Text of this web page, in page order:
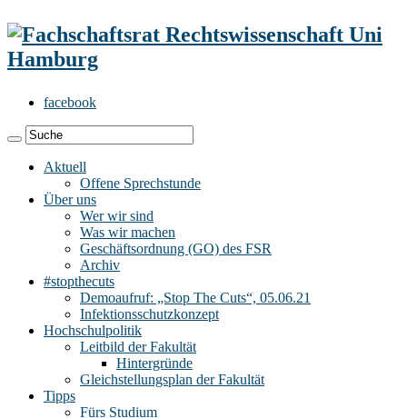
facebook
Aktuell
Offene Sprechstunde
Über uns
Wer wir sind
Was wir machen
Geschäftsordnung (GO) des FSR
Archiv
#stopthecuts
Demoaufruf: „Stop The Cuts“, 05.06.21
Infektionsschutzkonzept
Hochschulpolitik
Leitbild der Fakultät
Hintergründe
Gleichstellungsplan der Fakultät
Tipps
Fürs Studium